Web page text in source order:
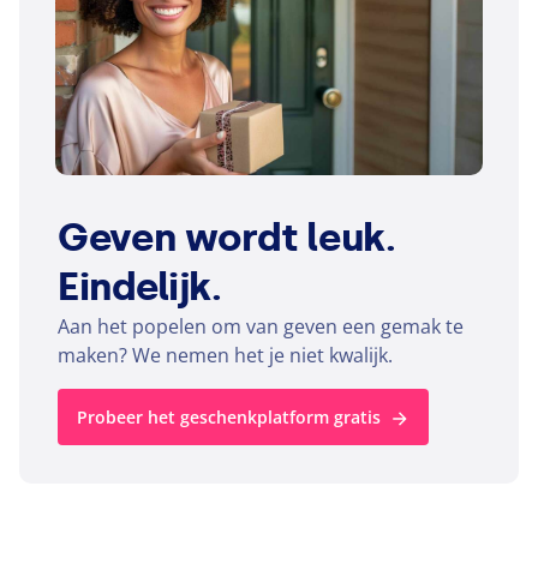
Geven wordt leuk.
Eindelijk.
Aan het popelen om van geven een gemak te
maken? We nemen het je niet kwalijk.
Probeer het geschenkplatform gratis